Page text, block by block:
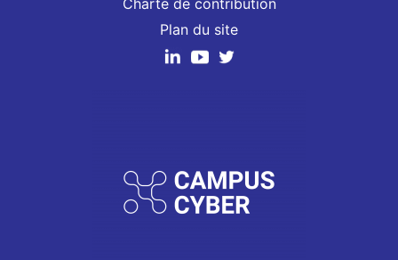
Charte de contribution
Plan du site